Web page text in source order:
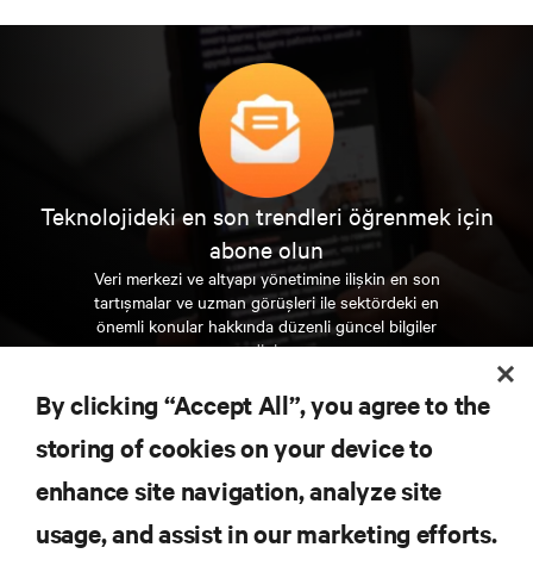
Teknolojideki en son trendleri öğrenmek için
abone olun
Veri merkezi ve altyapı yönetimine ilişkin en son
tartışmalar ve uzman görüşleri ile sektördeki en
önemli konular hakkında düzenli güncel bilgiler
edinin.
ŞİMDİ KAYDOLUN
KAYNAKLAR
By clicking “Accept All”, you agree to the
storing of cookies on your device to
enhance site navigation, analyze site
usage, and assist in our marketing efforts.